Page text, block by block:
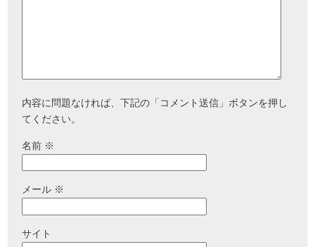
内容に問題なければ、下記の「コメント送信」ボタンを押し
てください。
名前 ※
メール ※
サイト